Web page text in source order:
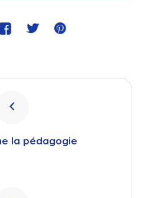
la pédagogie